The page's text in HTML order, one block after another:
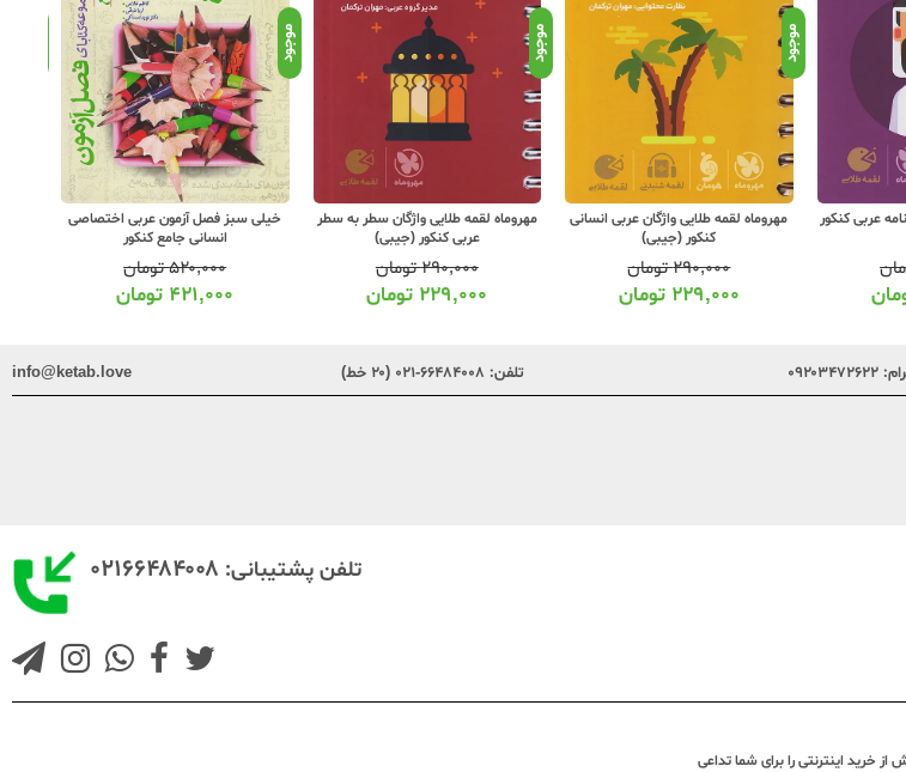
عربی انسانی
موجود
مهروماه لقمه طلایی واژگان سطر به سطر
عربی کنکور (جیبی)
۲۹۰,۰۰۰تومان
۲۲۹,۰۰۰ تومان
موجود
خیلی سبز فصل آزمون عربی اختصاصی
انسانی جامع کنکور
۵۲۰,۰۰۰تومان
۴۲۱,۰۰۰تومان
موجود
مشاوران عربی انسانی جامع کنکور
۸۵۰,۰۰۰تومان
۶۶۳,۰۰۰ تومان
۰۹۲۰۳۴۷۲۶۲۲ تلفن: ۶۶۴۸۴۰۰۸-۰۲۱ (۲۰ خط) info@ketab.love
تلفن پشتیبانی: ۰۲۱۶۶۴۸۴۰۰۸
خرید اینترنتی را برای شما تداعی